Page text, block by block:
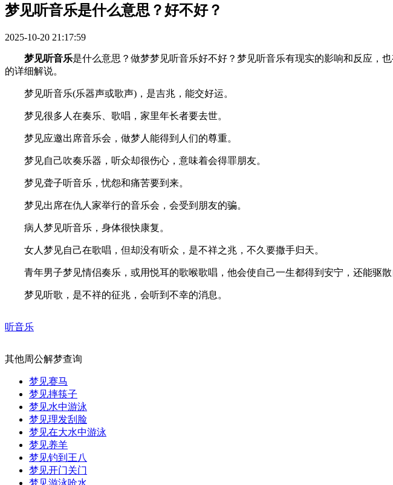
梦见听音乐是什么意思？好不好？
2025-10-20 21:17:59
梦见听音乐是什么意思？做梦梦见听音乐好不好？梦见听音乐有现实的影响和反应，
的详细解说。
梦见听音乐(乐器声或歌声)，是吉兆，能交好运。
梦见很多人在奏乐、歌唱，家里年长者要去世。
梦见应邀出席音乐会，做梦人能得到人们的尊重。
梦见自己吹奏乐器，听众却很伤心，意味着会得罪朋友。
梦见聋子听音乐，忧怨和痛苦要到来。
梦见出席在仇人家举行的音乐会，会受到朋友的骗。
病人梦见听音乐，身体很快康复。
女人梦见自己在歌唱，但却没有听众，是不祥之兆，不久要撒手归天。
青年男子梦见情侣奏乐，或用悦耳的歌喉歌唱，他会使自己一生都得到安宁，还能驱散
梦见听歌，是不祥的征兆，会听到不幸的消息。
听音乐
其他周公解梦查询
梦见赛马
梦见摔筷子
梦见水中游泳
梦见理发刮脸
梦见在大水中游泳
梦见养羊
梦见钓到王八
梦见开门关门
梦见游泳呛水